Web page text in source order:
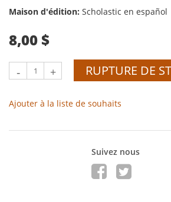
Maison d'édition: Scholastic en español
8,00 $
- + RUPTURE DE
Ajouter à la liste de souhaits
Suivez nous